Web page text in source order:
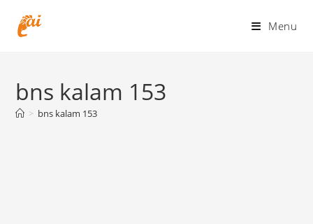
Menu
bns kalam 153
> bns kalam 153